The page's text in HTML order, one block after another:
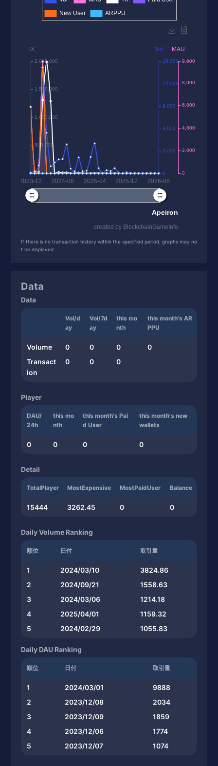
If there is no transaction history within the specified period, graphs may no
t be displayed.
Data
Data
Vol/d
ay
Vol/7d
ay
this mo
nth
this month's AR
PPU
Volume 0 0 0
0
Transact
ion
0 0 0
Player
DAU/
24h
this mo
nth
this month's Pai
d User
this month's new
wallets
0 0 0 0
Detail
TotalPlayer MostExpensive MostPaidUser Balance
15444 3262.45 0 0
Daily Volume Ranking
順位 日付 取引量
1 2024/03/10
3824.86
2
2024/09/21
1558.63
3
2024/03/06
1214.18
4
2025/04/01
1159.32
5
2024/02/29 1055.83
Daily DAU Ranking
順位 日付 取引量
1 2024/03/01
9888
2
2023/12/08
2034
3
2023/12/09
1859
4
2023/12/06
1774
5
2023/12/07 1074